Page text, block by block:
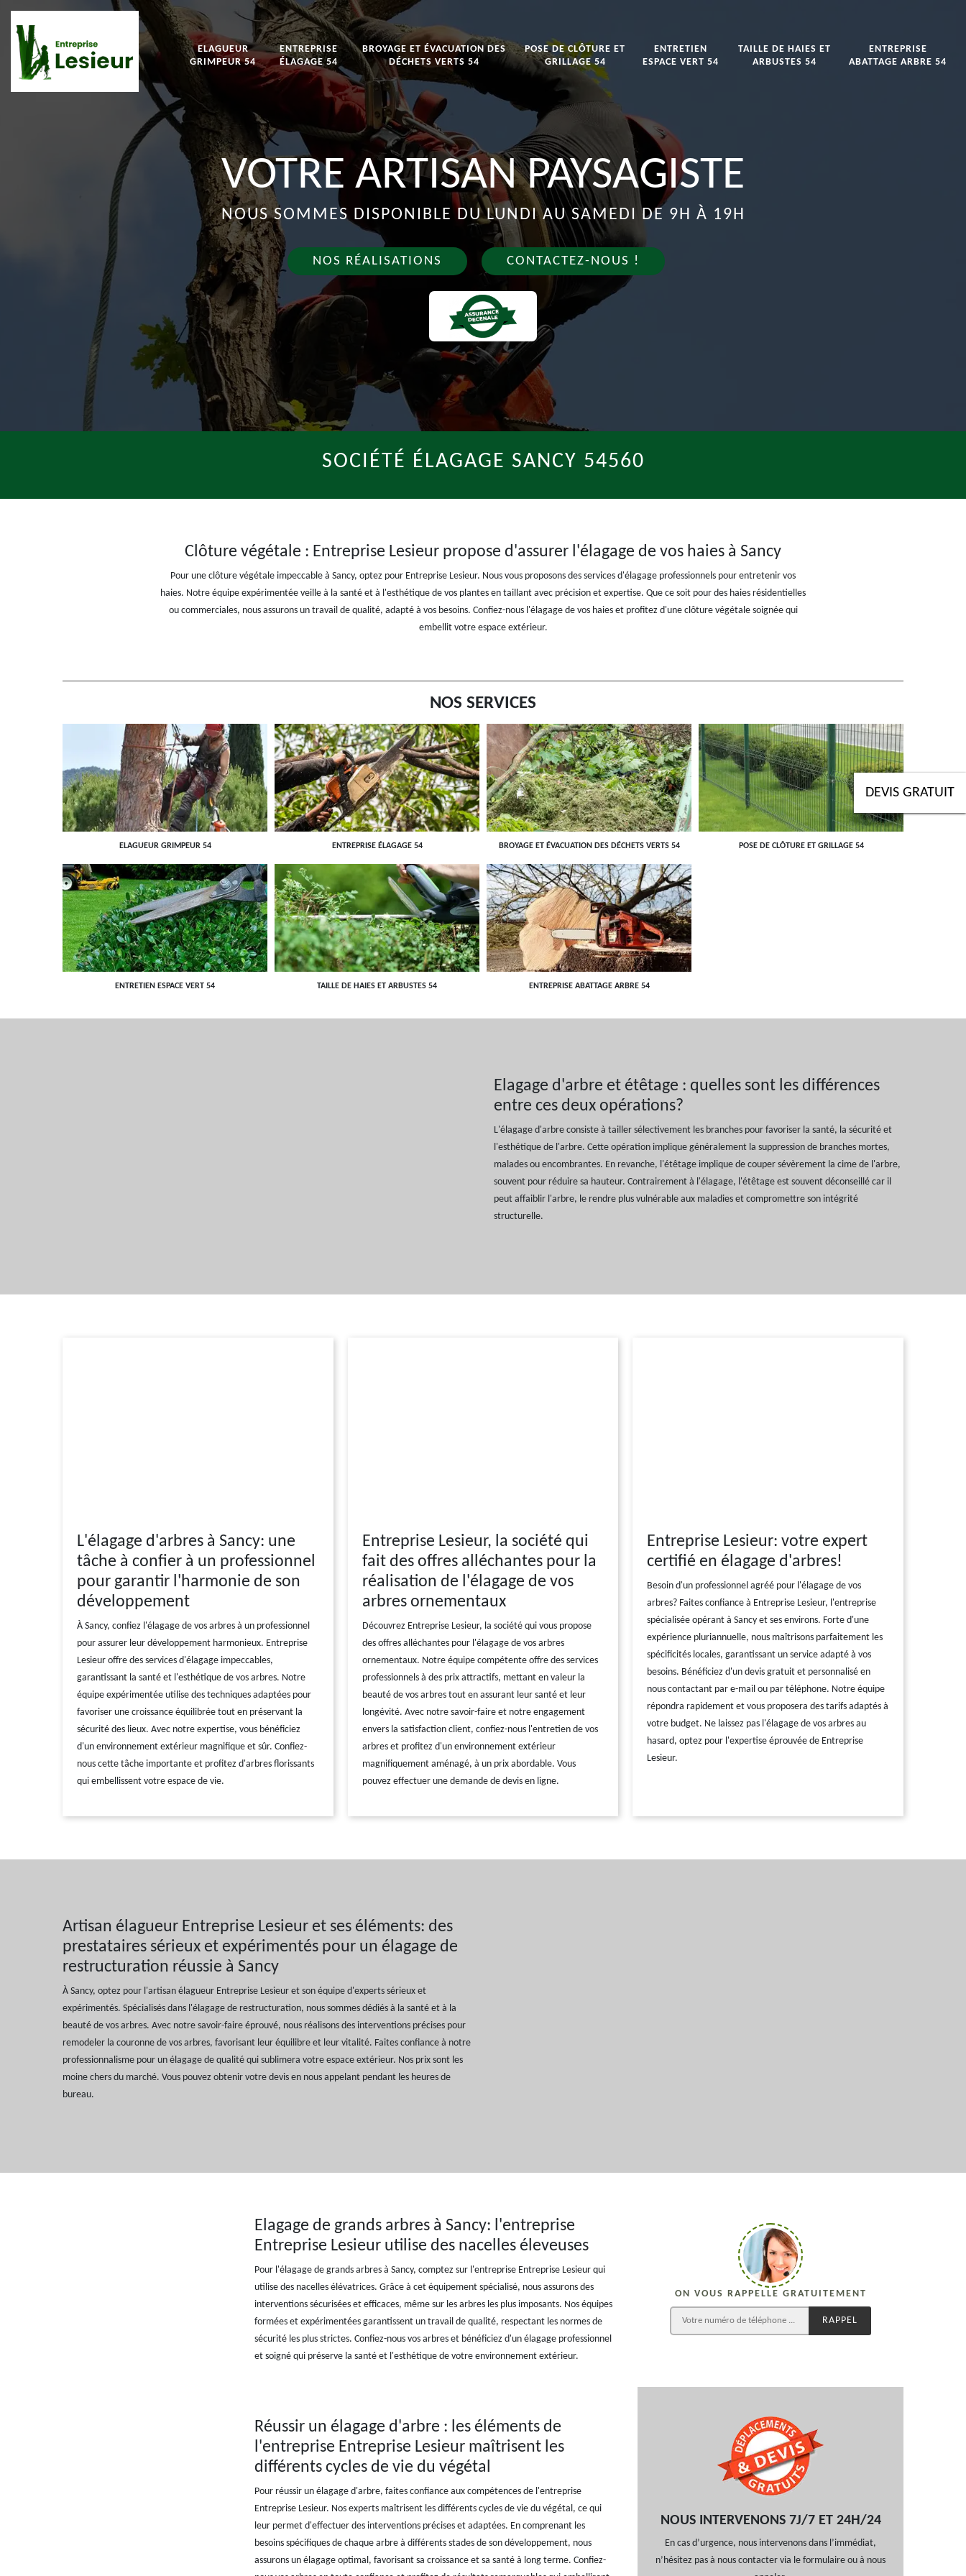
ELAGUEUR
GRIMPEUR 54
ENTREPRISE
ÉLAGAGE 54
BROYAGE ET ÉVACUATION DES
DÉCHETS VERTS 54
POSE DE CLÔTURE ET
GRILLAGE 54
ENTRETIEN
ESPACE VERT 54
TAILLE DE HAIES ET
ARBUSTES 54
ENTREPRISE
ABATTAGE ARBRE 54
VOTRE ARTISAN PAYSAGISTE
NOUS SOMMES DISPONIBLE DU LUNDI AU SAMEDI DE 9H À 19H
NOS RÉALISATIONS CONTACTEZ-NOUS !
DEVIS GRATUIT
SOCIÉTÉ ÉLAGAGE SANCY 54560
Clôture végétale : Entreprise Lesieur propose d'assurer l'élagage de vos haies à Sancy
Pour une clôture végétale impeccable à Sancy, optez pour Entreprise Lesieur. Nous vous proposons des services d'élagage professionnels pour entretenir vos
haies. Notre équipe expérimentée veille à la santé et à l'esthétique de vos plantes en taillant avec précision et expertise. Que ce soit pour des haies résidentielles
ou commerciales, nous assurons un travail de qualité, adapté à vos besoins. Confiez-nous l'élagage de vos haies et profitez d'une clôture végétale soignée qui
embellit votre espace extérieur.
NOS SERVICES
ELAGUEUR GRIMPEUR 54 ENTREPRISE ÉLAGAGE 54 BROYAGE ET ÉVACUATION DES DÉCHETS VERTS 54 POSE DE CLÔTURE ET GRILLAGE 54
ENTRETIEN ESPACE VERT 54 TAILLE DE HAIES ET ARBUSTES 54 ENTREPRISE ABATTAGE ARBRE 54
Elagage d'arbre et étêtage : quelles sont les différences
entre ces deux opérations?
L'élagage d'arbre consiste à tailler sélectivement les branches pour favoriser la santé, la sécurité et
l'esthétique de l'arbre. Cette opération implique généralement la suppression de branches mortes,
malades ou encombrantes. En revanche, l'étêtage implique de couper sévèrement la cime de l'arbre,
souvent pour réduire sa hauteur. Contrairement à l'élagage, l'étêtage est souvent déconseillé car il
peut affaiblir l'arbre, le rendre plus vulnérable aux maladies et compromettre son intégrité
structurelle.
L'élagage d'arbres à Sancy: une
tâche à confier à un professionnel
pour garantir l'harmonie de son
développement
À Sancy, confiez l'élagage de vos arbres à un professionnel
pour assurer leur développement harmonieux. Entreprise
Lesieur offre des services d'élagage impeccables,
garantissant la santé et l'esthétique de vos arbres. Notre
équipe expérimentée utilise des techniques adaptées pour
favoriser une croissance équilibrée tout en préservant la
sécurité des lieux. Avec notre expertise, vous bénéficiez
d'un environnement extérieur magnifique et sûr. Confiez-
nous cette tâche importante et profitez d'arbres florissants
qui embellissent votre espace de vie.
Entreprise Lesieur, la société qui
fait des offres alléchantes pour la
réalisation de l'élagage de vos
arbres ornementaux
Découvrez Entreprise Lesieur, la société qui vous propose
des offres alléchantes pour l'élagage de vos arbres
ornementaux. Notre équipe compétente offre des services
professionnels à des prix attractifs, mettant en valeur la
beauté de vos arbres tout en assurant leur santé et leur
longévité. Avec notre savoir-faire et notre engagement
envers la satisfaction client, confiez-nous l'entretien de vos
arbres et profitez d'un environnement extérieur
magnifiquement aménagé, à un prix abordable. Vous
pouvez effectuer une demande de devis en ligne.
Entreprise Lesieur: votre expert
certifié en élagage d'arbres!
Besoin d'un professionnel agréé pour l'élagage de vos
arbres? Faites confiance à Entreprise Lesieur, l'entreprise
spécialisée opérant à Sancy et ses environs. Forte d'une
expérience pluriannuelle, nous maîtrisons parfaitement les
spécificités locales, garantissant un service adapté à vos
besoins. Bénéficiez d'un devis gratuit et personnalisé en
nous contactant par e-mail ou par téléphone. Notre équipe
répondra rapidement et vous proposera des tarifs adaptés à
votre budget. Ne laissez pas l'élagage de vos arbres au
hasard, optez pour l'expertise éprouvée de Entreprise
Lesieur.
Artisan élagueur Entreprise Lesieur et ses éléments: des
prestataires sérieux et expérimentés pour un élagage de
restructuration réussie à Sancy
À Sancy, optez pour l'artisan élagueur Entreprise Lesieur et son équipe d'experts sérieux et
expérimentés. Spécialisés dans l'élagage de restructuration, nous sommes dédiés à la santé et à la
beauté de vos arbres. Avec notre savoir-faire éprouvé, nous réalisons des interventions précises pour
remodeler la couronne de vos arbres, favorisant leur équilibre et leur vitalité. Faites confiance à notre
professionnalisme pour un élagage de qualité qui sublimera votre espace extérieur. Nos prix sont les
moine chers du marché. Vous pouvez obtenir votre devis en nous appelant pendant les heures de
bureau.
Elagage de grands arbres à Sancy: l'entreprise
Entreprise Lesieur utilise des nacelles éleveuses
Pour l'élagage de grands arbres à Sancy, comptez sur l'entreprise Entreprise Lesieur qui
utilise des nacelles élévatrices. Grâce à cet équipement spécialisé, nous assurons des
interventions sécurisées et efficaces, même sur les arbres les plus imposants. Nos équipes
formées et expérimentées garantissent un travail de qualité, respectant les normes de
sécurité les plus strictes. Confiez-nous vos arbres et bénéficiez d'un élagage professionnel
et soigné qui préserve la santé et l'esthétique de votre environnement extérieur.
Réussir un élagage d'arbre : les éléments de
l'entreprise Entreprise Lesieur maîtrisent les
différents cycles de vie du végétal
Pour réussir un élagage d'arbre, faites confiance aux compétences de l'entreprise
Entreprise Lesieur. Nos experts maîtrisent les différents cycles de vie du végétal, ce qui
leur permet d'effectuer des interventions précises et adaptées. En comprenant les
besoins spécifiques de chaque arbre à différents stades de son développement, nous
assurons un élagage optimal, favorisant sa croissance et sa santé à long terme. Confiez-
ON VOUS RAPPELLE GRATUITEMENT
NOUS INTERVENONS 7J/7 ET 24H/24
En cas d’urgence, nous intervenons dans l’immédiat,
n’hésitez pas à nous contacter via le formulaire ou à nous